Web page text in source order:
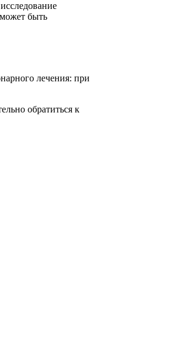
быть
лечения: при
обратиться к